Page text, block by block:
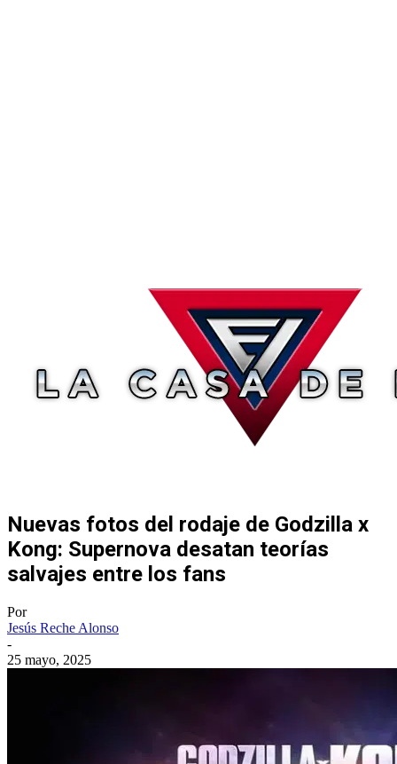
Nuevas fotos del rodaje de Godzilla x
Kong: Supernova desatan teorías
salvajes entre los fans
Por
Jesús Reche Alonso
-
25 mayo, 2025